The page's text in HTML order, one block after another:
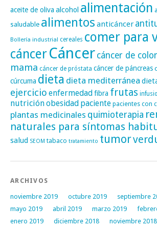
aceite de oliva alcohol alimentación
saludable alimentos anticáncer
Bollería industrial cereales comer para
cáncerCáncer cáncer de
mama cáncer de próstata cáncer de páncreas
cúrcuma dieta dieta mediterránea
ejercicio enfermedadfibra frutas
nutriciónobesidad paciente pacientes con
plantas medicinales quimioterapia
naturales para síntomas
salud SEOM tabaco tratamiento tumor
ARCHIVOS
noviembre 2019 octubre 2019 septiembre
mayo 2019
abril 2019 marzo 2019
enero 2019
diciembre 2018 noviembre 2018